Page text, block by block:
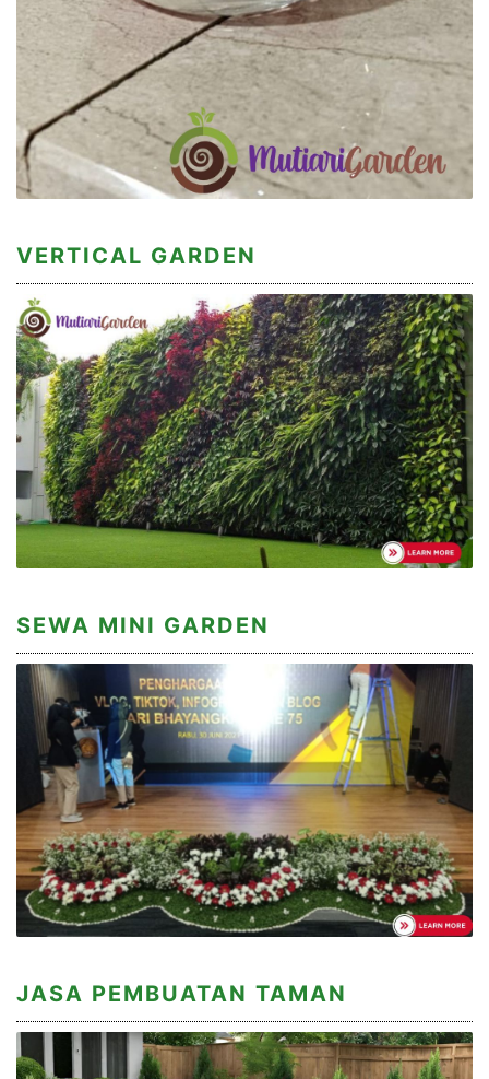
VERTICAL GARDEN
SEWA MINI GARDEN
JASA PEMBUATAN TAMAN